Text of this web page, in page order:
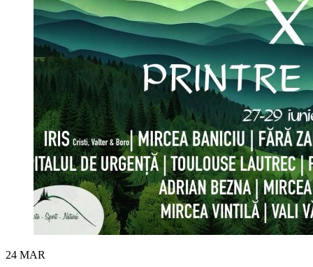
24 MAR